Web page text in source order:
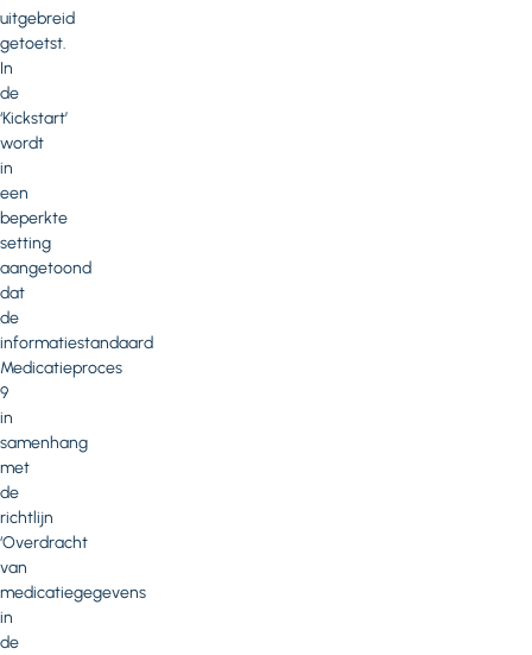
uitgebreid
getoetst.
In
de
‘Kickstart’
wordt
in
een
beperkte
setting
aangetoond
dat
de
informatiestandaard
Medicatieproces
9
in
samenhang
met
de
richtlijn
‘Overdracht
van
medicatiegegevens
in
de